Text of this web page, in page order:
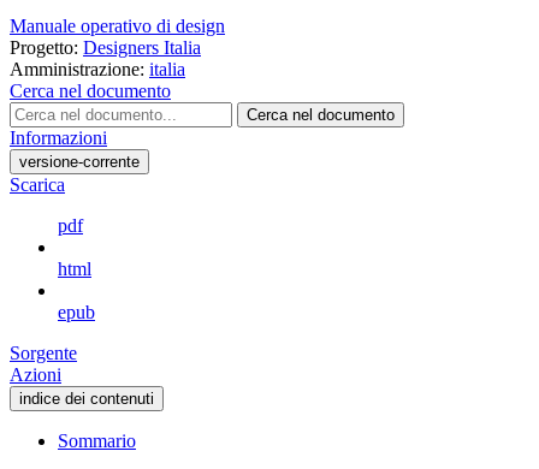
Manuale operativo di design
Progetto: Designers Italia
Amministrazione: italia
Cerca nel documento
Cerca nel documento
Informazioni
versione-corrente
Scarica
pdf
html
epub
Sorgente
Azioni
indice dei contenuti
Sommario